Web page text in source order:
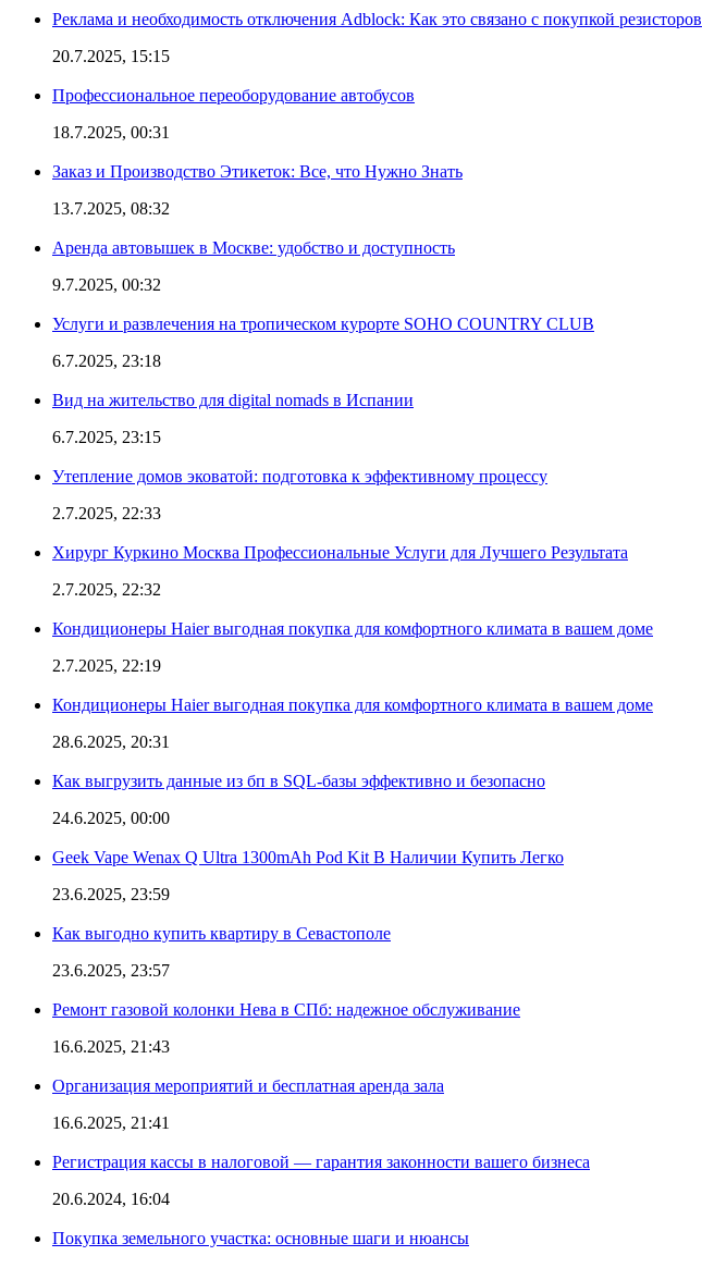
Реклама и необходимость отключения Adblock: Как это связано с покупкой резисторов
20.7.2025, 15:15
Профессиональное переоборудование автобусов
18.7.2025, 00:31
Заказ и Производство Этикеток: Все, что Нужно Знать
13.7.2025, 08:32
Аренда автовышек в Москве: удобство и доступность
9.7.2025, 00:32
Услуги и развлечения на тропическом курорте SOHO COUNTRY CLUB
6.7.2025, 23:18
Вид на жительство для digital nomads в Испании
6.7.2025, 23:15
Утепление домов эковатой: подготовка к эффективному процессу
2.7.2025, 22:33
Хирург Куркино Москва Профессиональные Услуги для Лучшего Результата
2.7.2025, 22:32
Кондиционеры Haier выгодная покупка для комфортного климата в вашем доме
2.7.2025, 22:19
Кондиционеры Haier выгодная покупка для комфортного климата в вашем доме
28.6.2025, 20:31
Как выгрузить данные из бп в SQL-базы эффективно и безопасно
24.6.2025, 00:00
Geek Vape Wenax Q Ultra 1300mAh Pod Kit В Наличии Купить Легко
23.6.2025, 23:59
Как выгодно купить квартиру в Севастополе
23.6.2025, 23:57
Ремонт газовой колонки Нева в СПб: надежное обслуживание
16.6.2025, 21:43
Организация мероприятий и бесплатная аренда зала
16.6.2025, 21:41
Регистрация кассы в налоговой — гарантия законности вашего бизнеса
20.6.2024, 16:04
Покупка земельного участка: основные шаги и нюансы